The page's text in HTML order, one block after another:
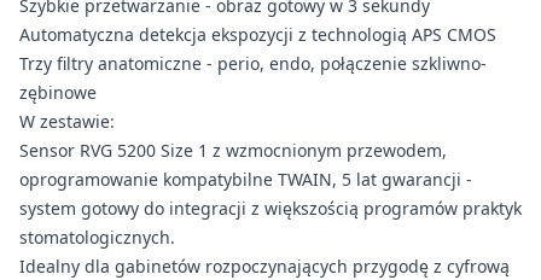
Szybkie przetwarzanie - obraz gotowy w 3 sekundy
Automatyczna detekcja ekspozycji z technologią APS CMOS
Trzy filtry anatomiczne - perio, endo, połączenie szkliwno-
zębinowe
W zestawie:
Sensor RVG 5200 Size 1 z wzmocnionym przewodem,
oprogramowanie kompatybilne TWAIN, 5 lat gwarancji -
system gotowy do integracji z większością programów praktyk
stomatologicznych.
Idealny dla gabinetów rozpoczynających przygodę z cyfrową